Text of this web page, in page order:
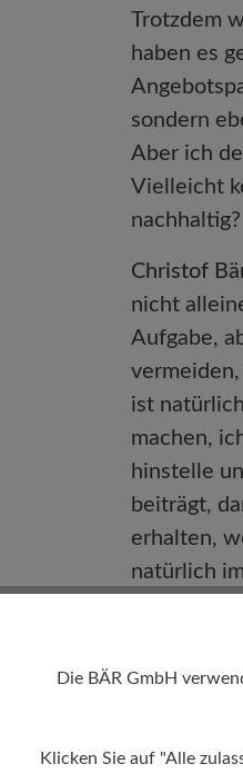
Trotzdem
haben es
sondern
Aber ich
Vielleicht
nachhaltig?
Christof
nicht
Aufgabe,
ist
machen,
hinstelle
beiträgt,
erhalten,
natürlich
neu
Man
Die BÄR GmbH
Klicken Sie auf "Alle